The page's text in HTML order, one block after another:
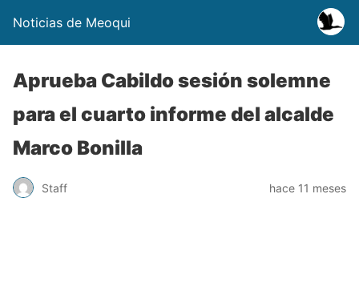
Noticias de Meoqui
Aprueba Cabildo sesión solemne
para el cuarto informe del alcalde
Marco Bonilla
Staff hace 11 meses